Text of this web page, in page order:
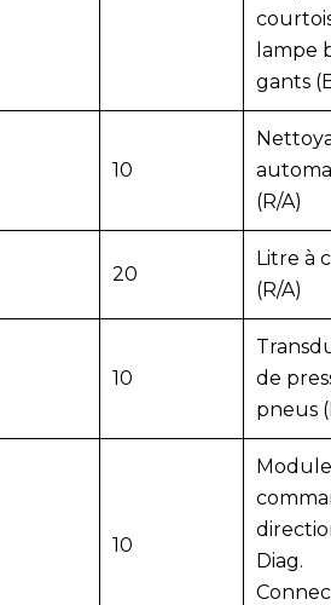
lampe
gants
10
(R/A)
20
Litre à
(R/A)
10
de
pneus
10
Diag.